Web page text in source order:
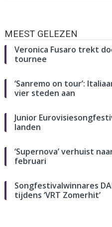
MEEST GELEZEN
Veronica Fusaro trekt
tournee
‘Sanremo on tour’:
vier steden aan
Junior
landen
‘Supernova’ verhuist
februari
Songfestivalwinnares
tijdens ‘VRT Zomerhit’